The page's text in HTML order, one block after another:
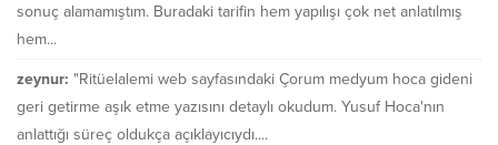
sonuç alamamıştım. Buradaki tarifin hem yapılışı çok net anlatılmış
hem...
zeynur: "Ritüelalemi web sayfasındaki Çorum medyum hoca gideni
geri getirme aşık etme yazısını detaylı okudum. Yusuf Hoca'nın
anlattığı süreç oldukça açıklayıcıydı....